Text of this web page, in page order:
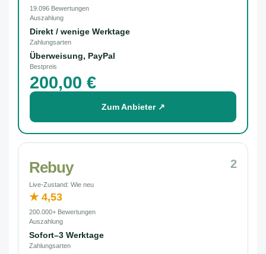
19.096 Bewertungen
Auszahlung
Direkt / wenige Werktage
Zahlungsarten
Überweisung, PayPal
Bestpreis
200,00 €
Zum Anbieter ↗
2
Rebuy
Live-Zustand: Wie neu
★ 4,53
200.000+ Bewertungen
Auszahlung
Sofort–3 Werktage
Zahlungsarten